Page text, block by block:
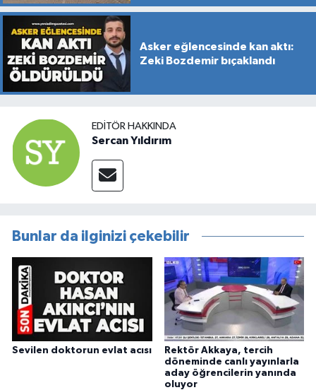
Asker eğlencesinde kan aktı:
Zeki Bozdemir bıçaklandı
EDITÖR HAKKINDA
Sercan Yıldırım
Bunlar da ilginizi çekebilir
Sevilen doktorun evlat acısı
Rektör Akkaya, tercih
döneminde canlı yayınlarla
aday öğrencilerin yanında
oluyor